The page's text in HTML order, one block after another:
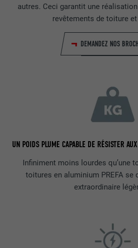
autres. Ceci garantit une
revêtements de toiture
DEMANDEZ NOS
UN POIDS PLUME CAPABLE DE RÉSISTER
Infiniment moins lourdes qu’une
toitures en aluminium PREFA se
extraordinaire